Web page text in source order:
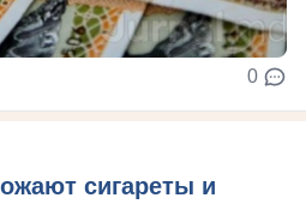
0
сигареты и